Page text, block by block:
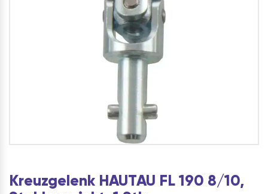
Kreuzgelenk HAUTAU FL 190 8/10,